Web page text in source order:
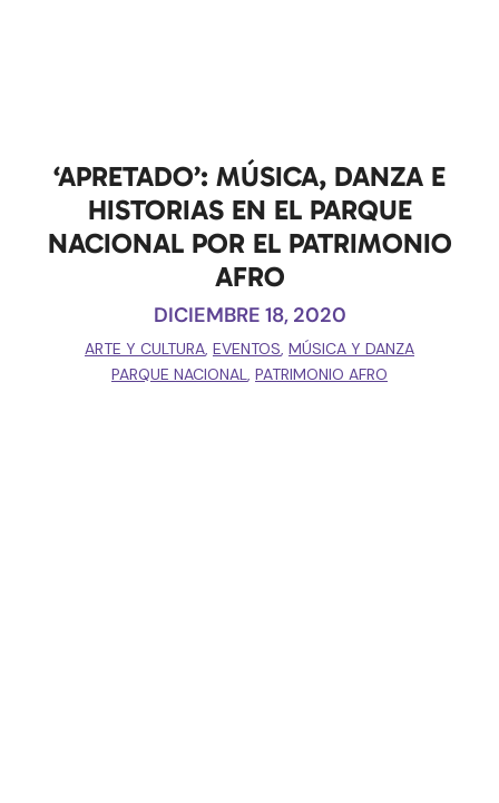
‘APRETADO’: MÚSICA, DANZA E
HISTORIAS EN EL PARQUE
NACIONAL POR EL PATRIMONIO
AFRO
DICIEMBRE 18, 2020
ARTE Y CULTURA, EVENTOS, MÚSICA Y DANZA
PARQUE NACIONAL, PATRIMONIO AFRO